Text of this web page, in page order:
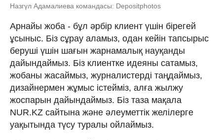
Назгүл Адамалиева командасы: Depositphotos
Арнайы жоба - бұл әрбір клиент үшін бірегей
ұсыныс. Біз сұрау аламыз, одан кейін тапсырыс
беруші үшін шағын жарнамалық науқанды
дайындаймыз. Біз клиентке идеяны сатамыз,
жобаны жасаймыз, журналистерді таңдаймыз,
дизайнермен жұмыс істейміз, алға жылжу
жоспарын дайындаймыз. Біз таза мақала
NUR.KZ сайтына және әлеуметтік желілерге
уақытында түсу туралы ойлаймыз.